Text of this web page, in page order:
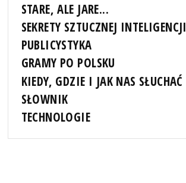
STARE, ALE JARE...
SEKRETY SZTUCZNEJ INTELIGENCJI
PUBLICYSTYKA
GRAMY PO POLSKU
KIEDY, GDZIE I JAK NAS SŁUCHAĆ
SŁOWNIK
TECHNOLOGIE